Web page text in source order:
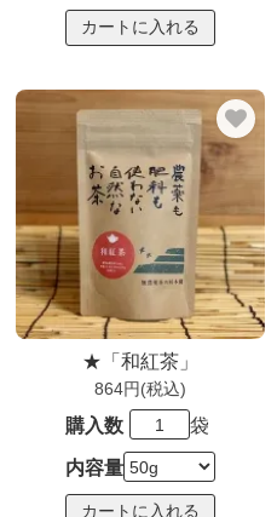
★「和紅茶」
864円(税込)
購入数 袋
内容量